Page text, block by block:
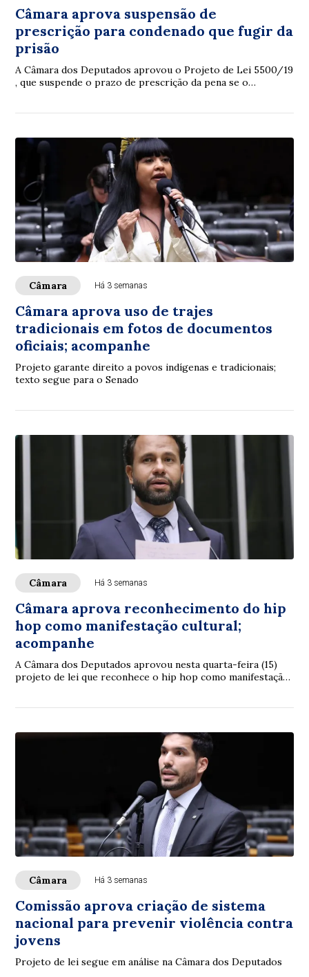
Câmara aprova suspensão de
prescrição para condenado que fugir da
prisão
A Câmara dos Deputados aprovou o Projeto de Lei 5500/19
, que suspende o prazo de prescrição da pena se o
Câmara Há 3 semanas
Câmara aprova uso de trajes
tradicionais em fotos de documentos
oficiais; acompanhe
Projeto garante direito a povos indígenas e tradicionais;
texto segue para o Senado
Câmara Há 3 semanas
Câmara aprova reconhecimento do hip
hop como manifestação cultural;
acompanhe
A Câmara dos Deputados aprovou nesta quarta-feira (15)
projeto de lei que reconhece o hip hop como manifestação
Câmara Há 3 semanas
Comissão aprova criação de sistema
nacional para prevenir violência contra
jovens
Projeto de lei segue em análise na Câmara dos Deputados